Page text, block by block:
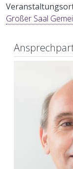
Großer Saal